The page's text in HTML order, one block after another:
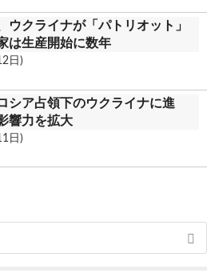
ウクライナが「パトリオット」
生産開始に数年
日)
シア占領下のウクライナに進
響力を拡大
日)